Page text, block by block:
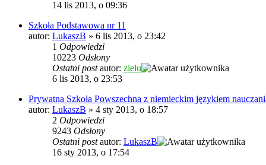
14 lis 2013, o 09:36
Szkoła Podstawowa nr 11
autor: LukaszB » 6 lis 2013, o 23:42
1 Odpowiedzi
10223 Odsłony
Ostatni postautor: zielu
6 lis 2013, o 23:53
Prywatna Szkoła Powszechna z niemieckim językiem
autor: LukaszB » 4 sty 2013, o 18:57
2 Odpowiedzi
9243 Odsłony
Ostatni postautor: LukaszB
16 sty 2013, o 17:54